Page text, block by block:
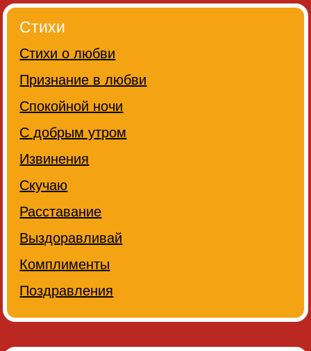
Стихи
Стихи о любви
Признание в любви
Спокойной ночи
С добрым утром
Извинения
Скучаю
Расставание
Выздоравливай
Комплименты
Поздравления